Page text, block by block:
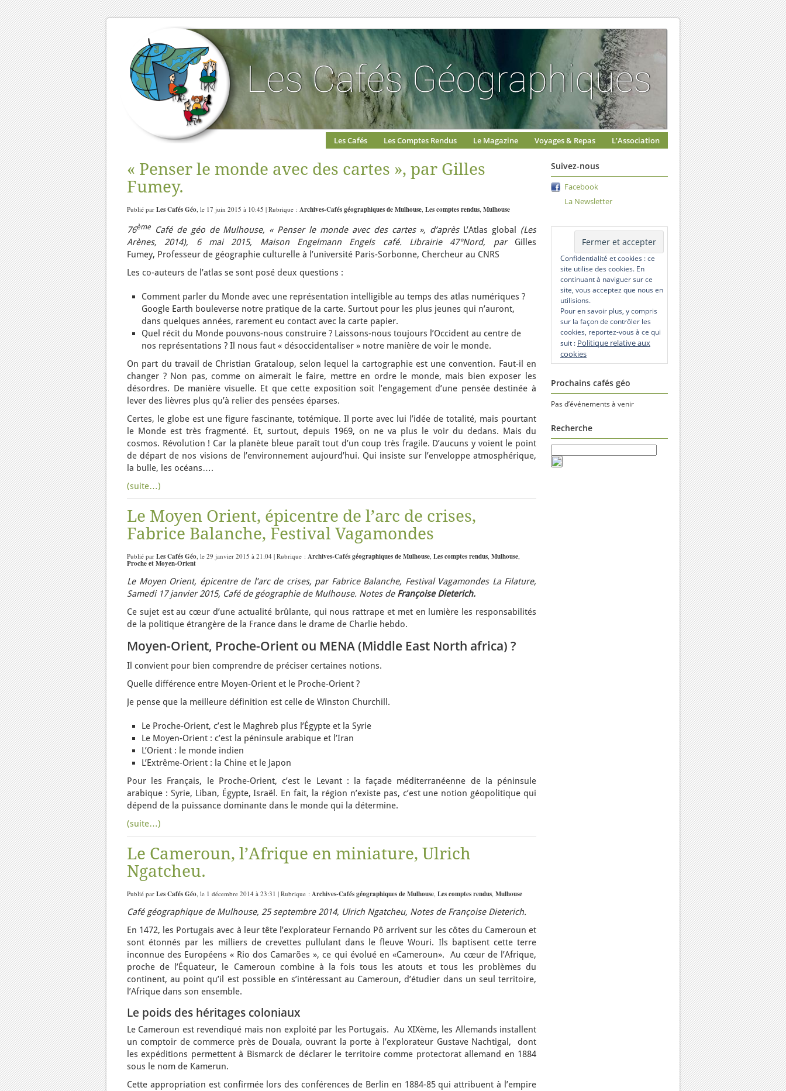
Les Cafés Les Comptes Rendus Le Magazine Voyages & Repas L’Association
« Penser le monde avec des cartes », par Gilles
Fumey.
Publié par Les Cafés Géo, le 17 juin 2015 à 10:45 | Rubrique : Archives-Cafés géographiques de Mulhouse, Les comptes rendus, Mulhouse
76ème Café de géo de Mulhouse, « Penser le monde avec des cartes », d’après L’Atlas global
(Les
Arènes, 2014), 6 mai 2015, Maison Engelmann Engels café. Librairie 47°Nord, par Gilles
Fumey, Professeur de géographie culturelle à l’université Paris-Sorbonne, Chercheur au CNRS
Les co-auteurs de l’atlas se sont posé deux questions :
Comment parler du Monde avec une représentation intelligible au temps des atlas numériques ?
Google Earth bouleverse notre pratique de la carte. Surtout pour les plus jeunes qui n’auront,
dans quelques années, rarement eu contact avec la carte papier.
Quel récit du Monde pouvons-nous construire ? Laissons-nous toujours l’Occident au centre de
nos représentations ? Il nous faut « désoccidentaliser » notre manière de voir le monde.
On part du travail de Christian Grataloup, selon lequel la cartographie est une convention. Faut-il en
changer ? Non pas, comme on aimerait le faire, mettre en ordre le monde, mais bien exposer les
désordres. De manière visuelle. Et que cette exposition soit l’engagement d’une pensée destinée à
lever des lièvres plus qu’à relier des pensées éparses.
Certes, le globe est une figure fascinante, totémique. Il porte avec lui l’idée de totalité, mais pourtant
le Monde est très fragmenté. Et, surtout, depuis 1969, on ne va plus le voir du dedans. Mais du
cosmos. Révolution ! Car la planète bleue paraît tout d’un coup très fragile. D’aucuns y voient le point
de départ de nos visions de l’environnement aujourd’hui. Qui insiste sur l’enveloppe atmosphérique,
la bulle, les océans….
(suite…)
Le Moyen Orient, épicentre de l’arc de crises,
Fabrice Balanche, Festival Vagamondes
Publié par Les Cafés Géo, le 29 janvier 2015 à 21:04 | Rubrique : Archives-Cafés géographiques de Mulhouse, Les comptes rendus, Mulhouse,
Proche et Moyen-Orient
Le Moyen Orient, épicentre de l’arc de crises, par Fabrice Balanche, Festival Vagamondes La Filature,
Samedi 17 janvier 2015, Café de géographie de Mulhouse. Notes de Françoise Dieterich.
Ce sujet est au cœur d’une actualité brûlante, qui nous rattrape et met en lumière les responsabilités
de la politique étrangère de la France dans le drame de Charlie hebdo.
Moyen-Orient, Proche-Orient ou MENA (Middle East North africa) ?
Il convient pour bien comprendre de préciser certaines notions.
Quelle différence entre Moyen-Orient et le Proche-Orient ?
Je pense que la meilleure définition est celle de Winston Churchill.
Le Proche-Orient, c’est le Maghreb plus l’Égypte et la Syrie
Le Moyen-Orient : c’est la péninsule arabique et l’Iran
L’Orient : le monde indien
L’Extrême-Orient : la Chine et le Japon
Pour les Français, le Proche-Orient, c’est le Levant : la façade méditerranéenne de la péninsule
arabique : Syrie, Liban, Égypte, Israël. En fait, la région n’existe pas, c’est une notion géopolitique qui
dépend de la puissance dominante dans le monde qui la détermine.
(suite…)
Le Cameroun, l’Afrique en miniature, Ulrich
Ngatcheu.
Publié par Les Cafés Géo, le 1 décembre 2014 à 23:31 | Rubrique : Archives-Cafés géographiques de Mulhouse, Les comptes rendus, Mulhouse
Café géographique de Mulhouse, 25 septembre 2014, Ulrich Ngatcheu, Notes de Françoise Dieterich.
En 1472, les Portugais avec à leur tête l’explorateur Fernando Pô arrivent sur les côtes du Cameroun et
sont étonnés par les milliers de crevettes pullulant dans le fleuve Wouri. Ils baptisent cette terre
inconnue des Européens « Rio dos Camarões », ce qui évolué en «Cameroun». Au cœur de l’Afrique,
proche de l’Équateur, le Cameroun combine à la fois tous les atouts et tous les problèmes du
continent, au point qu’il est possible en s’intéressant au Cameroun, d’étudier dans un seul territoire,
l’Afrique dans son ensemble.
Le poids des héritages coloniaux
Le Cameroun est revendiqué mais non exploité par les Portugais. Au XIXème, les Allemands installent
un comptoir de commerce près de Douala, ouvrant la porte à l’explorateur Gustave Nachtigal, dont
les expéditions permettent à Bismarck de déclarer le territoire comme protectorat allemand en 1884
sous le nom de Kamerun.
Cette appropriation est confirmée lors des conférences de Berlin en 1884-85 qui attribuent à l’empire
Suivez-nous
Facebook
La Newsletter
Confidentialité et cookies : ce
site utilise des cookies. En
continuant à naviguer sur ce
site, vous acceptez que nous en
utilisions.
Pour en savoir plus, y compris
sur la façon de contrôler les
cookies, reportez-vous à ce qui
suit : Politique relative aux
cookies
Prochains cafés géo
Pas d’événements à venir
Recherche